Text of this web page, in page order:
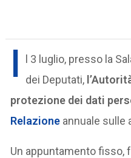
I
l 3 luglio, presso la
dei Deputati,
protezione dei dati
Relazione annuale sulle
Un appuntamento fisso,